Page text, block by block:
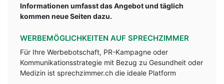
Informationen umfasst das Angebot und täglich
kommen neue Seiten dazu.
WERBEMÖGLICHKEITEN AUF SPRECHZIMMER
Für Ihre Werbebotschaft, PR-Kampagne oder
Kommunikationsstrategie mit Bezug zu Gesundheit oder
Medizin ist sprechzimmer.ch die ideale Platform